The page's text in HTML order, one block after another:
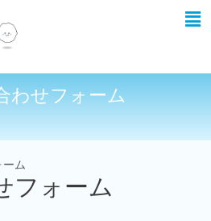
わせフォーム
ム
フォーム